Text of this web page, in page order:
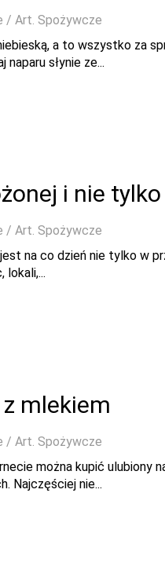
/ Art. Spożywcze
a to wszystko za
słynie ze...
i nie tylko
/ Art. Spożywcze
na co dzień nie tylko w
lokali,...
mlekiem
/ Art. Spożywcze
można kupić ulubiony
Najczęściej nie...